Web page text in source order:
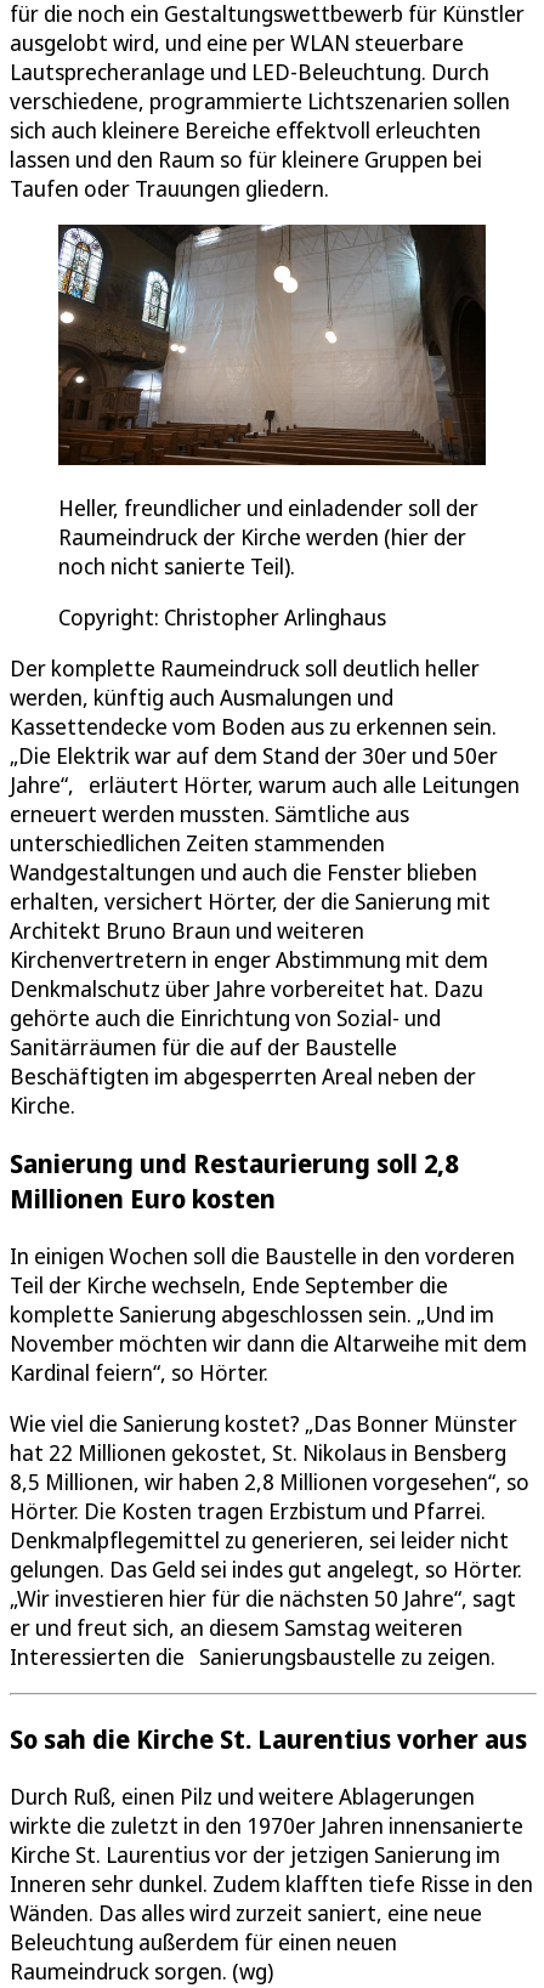
für die noch ein Gestaltungswettbewerb für Künstler
ausgelobt wird, und eine per WLAN steuerbare
Lautsprecheranlage und LED-Beleuchtung. Durch
verschiedene, programmierte Lichtszenarien sollen
sich auch kleinere Bereiche effektvoll erleuchten
lassen und den Raum so für kleinere Gruppen bei
Taufen oder Trauungen gliedern.
Heller, freundlicher und einladender soll der
Raumeindruck der Kirche werden (hier der
noch nicht sanierte Teil).
Copyright: Christopher Arlinghaus
Der komplette Raumeindruck soll deutlich heller
werden, künftig auch Ausmalungen und
Kassettendecke vom Boden aus zu erkennen sein.
„Die Elektrik war auf dem Stand der 30er und 50er
Jahre“, erläutert Hörter, warum auch alle Leitungen
erneuert werden mussten. Sämtliche aus
unterschiedlichen Zeiten stammenden
Wandgestaltungen und auch die Fenster blieben
erhalten, versichert Hörter, der die Sanierung mit
Architekt Bruno Braun und weiteren
Kirchenvertretern in enger Abstimmung mit dem
Denkmalschutz über Jahre vorbereitet hat. Dazu
gehörte auch die Einrichtung von Sozial- und
Sanitärräumen für die auf der Baustelle
Beschäftigten im abgesperrten Areal neben der
Kirche.
Sanierung und Restaurierung soll 2,8
Millionen Euro kosten
In einigen Wochen soll die Baustelle in den vorderen
Teil der Kirche wechseln, Ende September die
komplette Sanierung abgeschlossen sein. „Und im
November möchten wir dann die Altarweihe mit dem
Kardinal feiern“, so Hörter.
Wie viel die Sanierung kostet? „Das Bonner Münster
hat 22 Millionen gekostet, St. Nikolaus in Bensberg
8,5 Millionen, wir haben 2,8 Millionen vorgesehen“, so
Hörter. Die Kosten tragen Erzbistum und Pfarrei.
Denkmalpflegemittel zu generieren, sei leider nicht
gelungen. Das Geld sei indes gut angelegt, so Hörter.
„Wir investieren hier für die nächsten 50 Jahre“, sagt
er und freut sich, an diesem Samstag weiteren
Interessierten die Sanierungsbaustelle zu zeigen.
So sah die Kirche St. Laurentius vorher aus
Durch Ruß, einen Pilz und weitere Ablagerungen
wirkte die zuletzt in den 1970er Jahren innensanierte
Kirche St. Laurentius vor der jetzigen Sanierung im
Inneren sehr dunkel. Zudem klafften tiefe Risse in den
Wänden. Das alles wird zurzeit saniert, eine neue
Beleuchtung außerdem für einen neuen
Raumeindruck sorgen. (wg)